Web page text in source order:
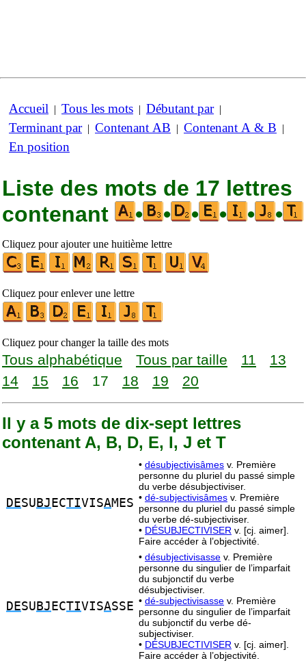
Accueil | Tous les mots | Débutant par|
Terminant par| Contenant AB | Contenant A & B |
En position
Liste des mots de 17 lettres
contenant
• • • • • •
Cliquez pour ajouter une huitième lettre
Cliquez pour enlever une lettre
Cliquez pour changer la taille des mots
Tous alphabétique Tous par taille 11
13
14
15 16 17 18 19 20
Il y a 5 mots de dix-sept lettres
contenant A, B, D, E, I, J et T
DESU BJ ECTIVISAMES
• désubjectivisâmes v. Première
personne du pluriel du passé simple
du verbe désubjectiviser.
• dé-subjectivisâmes v. Première
personne du pluriel du passé simple
du verbe dé-subjectiviser.
• DÉSUBJECTIVISER v. [cj. aimer].
Faire accéder à l’objectivité.
DESU BJ ECTIVISASSE
• désubjectivisasse v. Première
personne du singulier de l’imparfait
du subjonctif du verbe
désubjectiviser.
• dé-subjectivisasse v. Première
personne du singulier de l’imparfait
du subjonctif du verbe dé-
subjectiviser.
• DÉSUBJECTIVISER v. [cj. aimer].
Faire accéder à l’objectivité.